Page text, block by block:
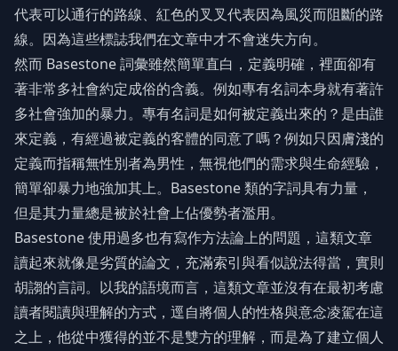
代表可以通行的路線、紅色的叉叉代表因為風災而阻斷的路
線。因為這些標誌我們在文章中才不會迷失方向。
然而 Basestone 詞彙雖然簡單直白，定義明確，裡面卻有
著非常多社會約定成俗的含義。例如專有名詞本身就有著許
多社會強加的暴力。專有名詞是如何被定義出來的？是由誰
來定義，有經過被定義的客體的同意了嗎？例如只因膚淺的
定義而指稱無性別者為男性，無視他們的需求與生命經驗，
簡單卻暴力地強加其上。Basestone 類的字詞具有力量，
但是其力量總是被於社會上佔優勢者濫用。
Basestone 使用過多也有寫作方法論上的問題，這類文章
讀起來就像是劣質的論文，充滿索引與看似說法得當，實則
胡謅的言詞。以我的語境而言，這類文章並沒有在最初考慮
讀者閱讀與理解的方式，逕自將個人的性格與意念凌駕在這
之上，他從中獲得的並不是雙方的理解，而是為了建立個人